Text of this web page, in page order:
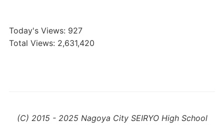
Today's Views: 927
Total Views: 2,631,420
(C) 2015 - 2025 Nagoya City SEIRYO High School